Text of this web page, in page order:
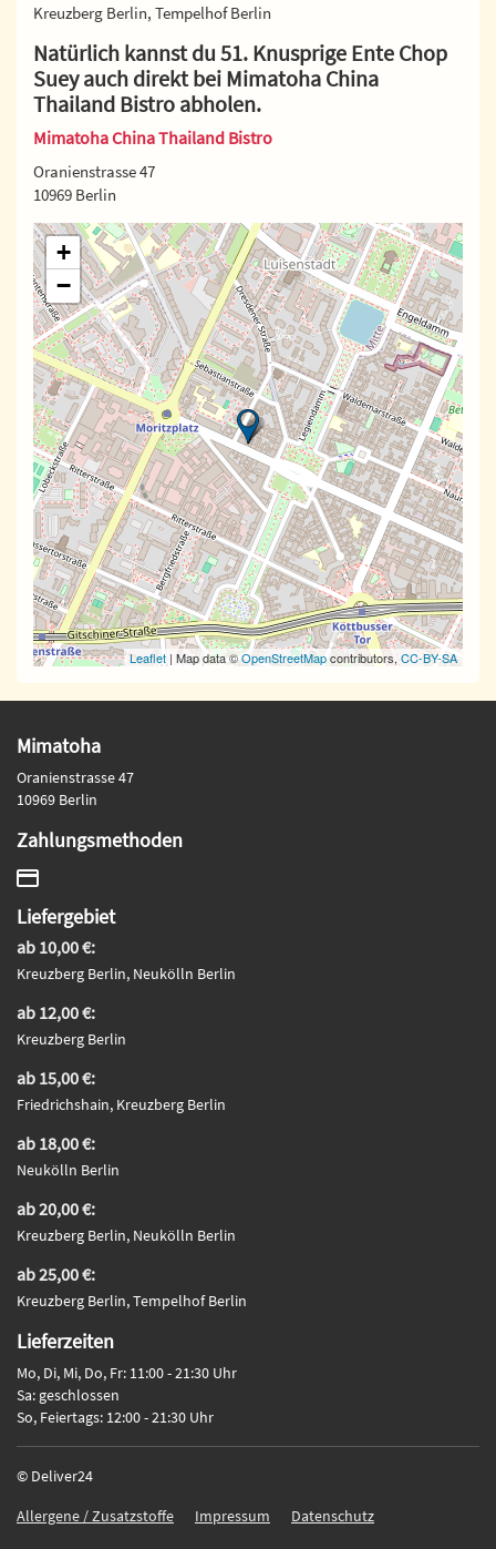
Kreuzberg Berlin, Tempelhof Berlin
Natürlich kannst du 51. Knusprige Ente Chop
Suey auch direkt bei Mimatoha China
Thailand Bistro abholen.
Mimatoha China Thailand Bistro
Oranienstrasse 47
10969 Berlin
+
−
Leaflet | Map data ©OpenStreetMapcontributors,CC-BY-SA
Mimatoha
Oranienstrasse 47
10969 Berlin
Zahlungsmethoden
Liefergebiet
ab 10,00 €:
Kreuzberg Berlin, Neukölln Berlin
ab 12,00 €:
Kreuzberg Berlin
ab 15,00 €:
Friedrichshain, Kreuzberg Berlin
ab 18,00 €:
Neukölln Berlin
ab 20,00 €:
Kreuzberg Berlin, Neukölln Berlin
ab 25,00 €:
Kreuzberg Berlin, Tempelhof Berlin
Lieferzeiten
Mo, Di, Mi, Do, Fr: 11:00 - 21:30 Uhr
Sa: geschlossen
So, Feiertags: 12:00 - 21:30 Uhr
© Deliver24
Allergene / Zusatzstoffe
Impressum Datenschutz